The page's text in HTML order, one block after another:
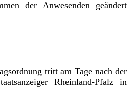
der Anwesenden geändert
tritt am Tage nach der
Rheinland-Pfalz in